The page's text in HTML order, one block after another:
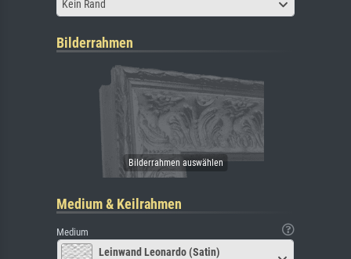
Kein Rand
Bilderrahmen
Medium & Keilrahmen
Medium
Leinwand Leonardo (Satin)